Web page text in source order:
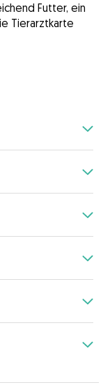
Futter, ein
Tierarztkarte